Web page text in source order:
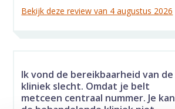
Bekijk deze review van 4 augustus 2026
Ik vond de bereikbaarheid van de
kliniek slecht. Omdat je belt
metceen centraal nummer. Je kan